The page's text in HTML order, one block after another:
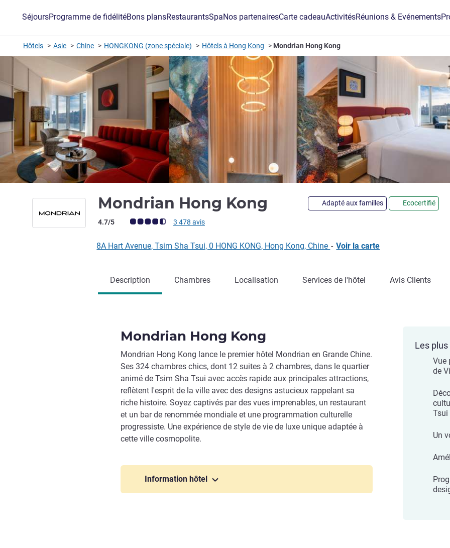
SéjoursProgramme de fidélitéBons plansRestaurantsSpaNos partenairesCarte cadeauActivitésRéunions & Evénements
Hôtels Asie Chine HONGKONG (zone spéciale) Hôtels à Hong Kong Mondrian Hong Kong
Mondrian Hong Kong 5 étoilesAdapté aux familles Ecocertifié
Note Avis clients (Note ALL)
4.7/5 3 478 avis
8A Hart Avenue, Tsim Sha Tsui, 0 HONG KONG, Hong Kong, Chine - Voir la carte
Description Chambres Localisation Services de l'hôtel Avis Clients
Mondrian Hong Kong
Mondrian Hong Kong lance le premier hôtel Mondrian en Grande Chine.
Ses 324 chambres chics, dont 12 suites à 2 chambres, dans le quartier
animé de Tsim Sha Tsui avec accès rapide aux principales attractions,
reflètent l'esprit de la ville avec des designs astucieux rappelant sa
riche histoire. Soyez captivés par des vues imprenables, un restaurant
et un bar de renommée mondiale et une programmation culturelle
progressiste. Une expérience de style de vie de luxe unique adaptée à
cette ville cosmopolite.
Information hôtel
Les plus
Vue
de
Tsui
Un